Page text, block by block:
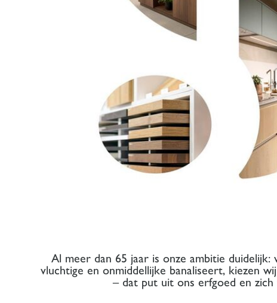
Al meer dan 65 jaar is onze ambitie
vluchtige en onmiddellijke banaliseert, kiezen
– dat put uit ons erfgoed en